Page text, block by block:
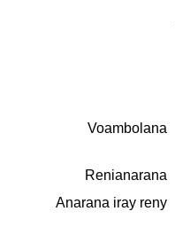
Voambolana
Renianarana
Anarana iray reny